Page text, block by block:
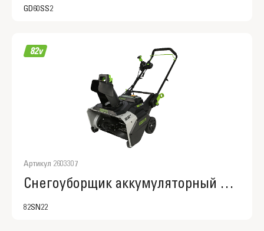
GD60SS2
Артикул 2603307
Снегоуборщик аккумуляторный Greenworks Арт. 2603307, 82V, 56 см, бесщеточный, без АКБ и ЗУ
82SN22